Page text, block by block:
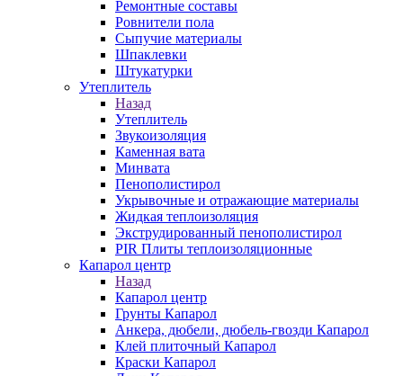
Ремонтные составы
Ровнители пола
Сыпучие материалы
Шпаклевки
Штукатурки
Утеплитель
Назад
Утеплитель
Звукоизоляция
Каменная вата
Минвата
Пенополистирол
Укрывочные и отражающие материалы
Жидкая теплоизоляция
Экструдированный пенополистирол
PIR Плиты теплоизоляционные
Капарол центр
Назад
Капарол центр
Грунты Капарол
Анкера, дюбели, дюбель-гвозди Капарол
Клей плиточный Капарол
Краски Капарол